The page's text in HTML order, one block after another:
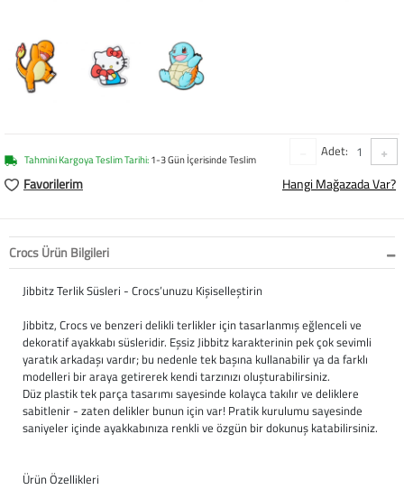
Tekerlekli
Walker (Yürüteç)
Adet:
Tahmini Kargoya Teslim Tarihi:1-3 Gün İçerisinde Teslim
Favorilerim Hangi Mağazada Var?
Crocs Ürün Bilgileri
Jibbitz Terlik Süsleri - Crocs’unuzu Kişiselleştirin
Jibbitz, Crocs ve benzeri delikli terlikler için tasarlanmış eğlenceli ve
dekoratif ayakkabı süsleridir. Eşsiz Jibbitz karakterinin pek çok sevimli
yaratık arkadaşı vardır; bu nedenle tek başına kullanabilir ya da farklı
modelleri bir araya getirerek kendi tarzınızı oluşturabilirsiniz.
Düz plastik tek parça tasarımı sayesinde kolayca takılır ve deliklere
sabitlenir - zaten delikler bunun için var! Pratik kurulumu sayesinde
saniyeler içinde ayakkabınıza renkli ve özgün bir dokunuş katabilirsiniz.
Ürün Özellikleri